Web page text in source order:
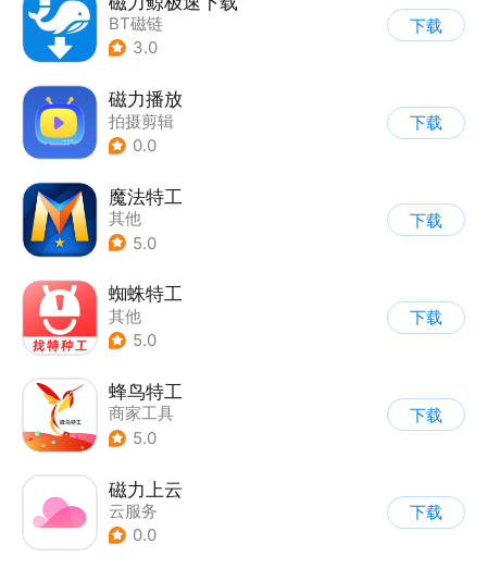
BT磁链
3.0
下载
磁力播放
拍摄剪辑
0.0
下载
魔法特工
其他
5.0
下载
蜘蛛特工
其他
5.0
下载
蜂鸟特工
商家工具
5.0
下载
磁力上云
云服务
0.0
下载